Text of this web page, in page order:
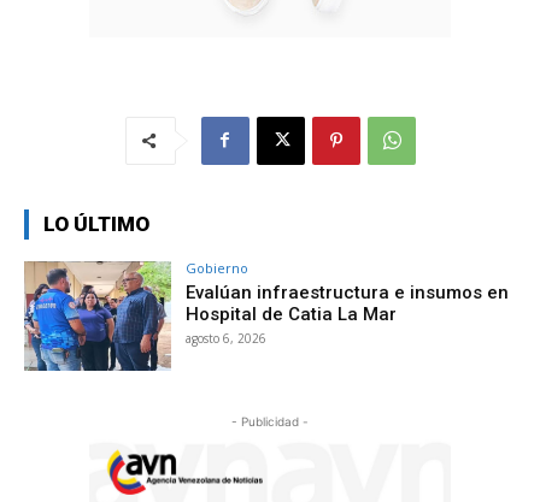
LO ÚLTIMO
Gobierno
Evalúan infraestructura e insumos en
Hospital de Catia La Mar
agosto 6, 2026
- Publicidad -